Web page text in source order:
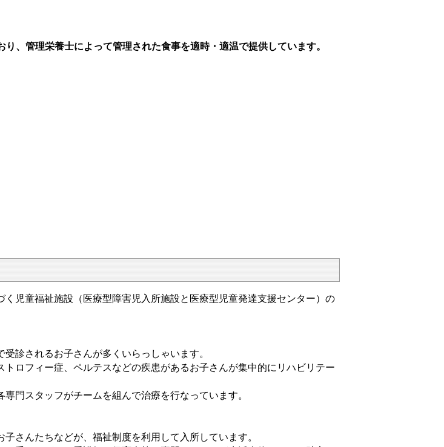
、管理栄養士によって管理された食事を適時・適温で提供しています。
児童福祉施設（医療型障害児入所施設と医療型児童発達支援センター）の
診されるお子さんが多くいらっしゃいます。
ロフィー症、ペルテスなどの疾患があるお子さんが集中的にリハビリテー
門スタッフがチームを組んで治療を行なっています。
さんたちなどが、福祉制度を利用して入所しています。